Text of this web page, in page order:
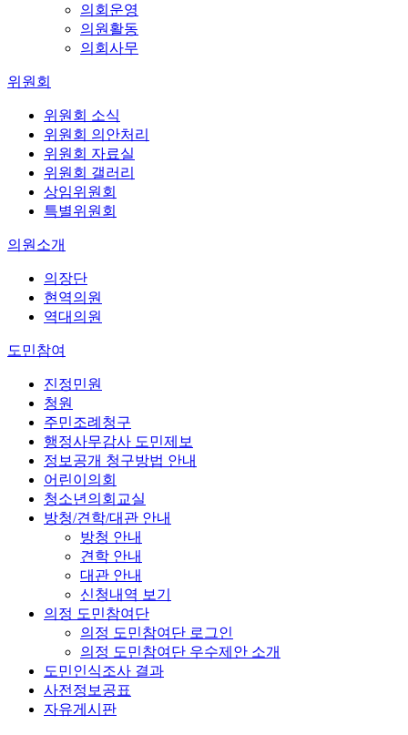
의회운영
의원활동
의회사무
위원회
위원회 소식
위원회 의안처리
위원회 자료실
위원회 갤러리
상임위원회
특별위원회
의원소개
의장단
현역의원
역대의원
도민참여
진정민원
청원
주민조례청구
행정사무감사 도민제보
정보공개 청구방법 안내
어린이의회
청소년의회교실
방청/견학/대관 안내
방청 안내
견학 안내
대관 안내
신청내역 보기
의정 도민참여단
의정 도민참여단 로그인
의정 도민참여단 우수제안 소개
도민인식조사 결과
사전정보공표
자유게시판